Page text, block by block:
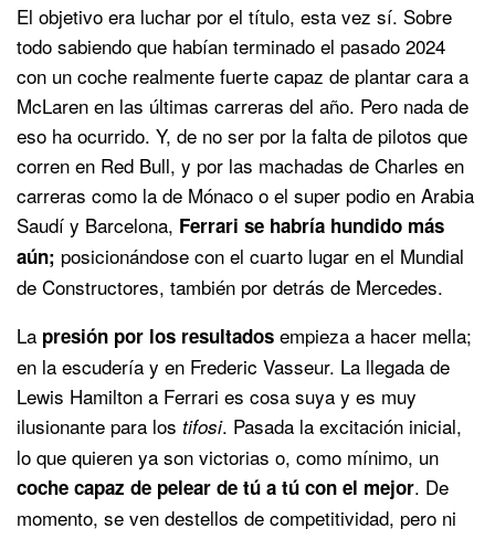
El objetivo era luchar por el título, esta vez sí. Sobre
todo sabiendo que habían terminado el pasado 2024
con un coche realmente fuerte capaz de plantar cara a
McLaren en las últimas carreras del año. Pero nada de
eso ha ocurrido. Y, de no ser por la falta de pilotos que
corren en Red Bull, y por las machadas de Charles en
carreras como la de Mónaco o el super podio en Arabia
Saudí y Barcelona, Ferrari se habría hundido más
aún; posicionándose con el cuarto lugar en el Mundial
de Constructores, también por detrás de Mercedes.
La presión por los resultados empieza a hacer mella;
en la escudería y en Frederic Vasseur. La llegada de
Lewis Hamilton a Ferrari es cosa suya y es muy
ilusionante para los tifosi. Pasada la excitación inicial,
lo que quieren ya son victorias o, como mínimo, un
coche capaz de pelear de tú a tú con el mejor. De
momento, se ven destellos de competitividad, pero ni